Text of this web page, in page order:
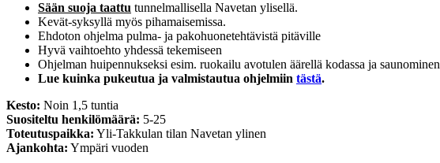
Sään suoja taattu tunnelmallisella Navetan ylisellä.
Kevät-syksyllä myös pihamaisemissa.
Ehdoton ohjelma pulma- ja pakohuonetehtävistä pitäville
Hyvä vaihtoehto yhdessä tekemiseen
Ohjelman huipennukseksi esim. ruokailu avotulen äärellä kodassa ja
Lue kuinka pukeutua ja valmistautua ohjelmiin tästä.
Kesto: Noin 1,5 tuntia
Suositeltu henkilömäärä: 5-25
Toteutuspaikka: Yli-Takkulan tilan Navetan ylinen
Ajankohta: Ympäri vuoden